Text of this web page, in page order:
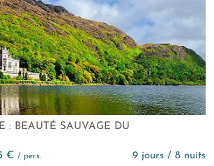
: BEAUTÉ SAUVAGE DU
€ / pers.
9 jours / 8 nuits